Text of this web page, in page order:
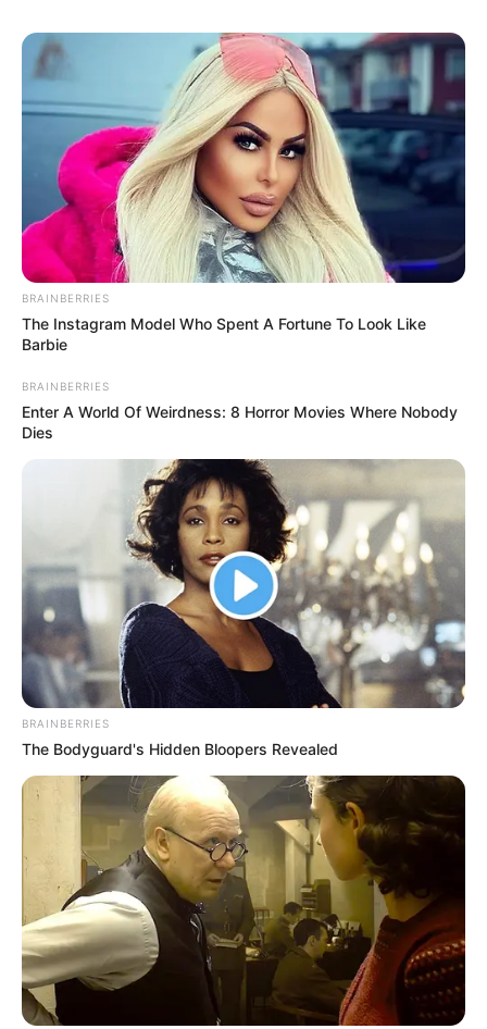
ชาวราศีธนู (เกิดระหว่างวันที่ 16
ธันวาคม ถึง 15 มกราคม)
การงาน :ค่อนข้างเหน็ดเหนื่อยในเดือนนี้ ถูกกดดันในการ
ทำงาน บางท่านกลายเป็นแพะรับบาป ทำให้ท่านไม่อยาก
ทำงาน อยากลาออกจากงาน งานส่วนตัวติดปัญหาราย
จ่ายค่อนข้างมาก รายได้เข้ามาน้อยกว่าปกติ
การเงิน :เจอเคราะห์กรรม ท่านต้องระวังการใช้จ่าย มี
เกณฑ์ถูกหลอก ถูกโกง เดือนนี้งดลงทุน และไว้ใจใคร
เดี๋ยวจะเสียเงินก้อน
สุขภาพ :ไม่มีอะไรน่ากังวล อาจเป็นไข้เจ็บป่วยเล็กน้อย
ความรัก :ความสัมพันธ์ไม่ชัดเจน คบหาใครในช่วงนี้ต้อง
ทำใจ คนมีคู่รู้สึกโดดเดี่ยว ไม่มีเวลาให้กัน
ชาวราศีมังกร (เกิดระหว่างวันที่ 16
มกราคม ถึง 12 กุมภาพันธ์)
การงาน :
ค่อนข้างใช้ความคิด แบกภาระงานค่อนข้างมาก
ต้องเรียงลำดับความสำคัญของงานให้ดีครับ ไม่เช่นนั้นจะ
ต้องตามแก้ไขตลอดทั้งเดือน งานส่วนตัวต้องแบกงานไว้
กับตัวเอง พี่งพาอาศัยใครไม่ได้ จึงค่อนข้างเหนื่อย
การเงิน :มีเกณฑ์ได้รับเงินมาจากการเจรจา บางท่านมี
เงินพิเศษเข้ามา เดือนนี้การเงินยังหมุนไปได้ ไม่น่ากังวล
สุขภาพ :ระวังระบบความดันเลือด บางท่านมีอาการวิง
เวียนศีรษะ
ความรัก : คู่รักระวังเจอปัญหาเพราะเรื่องหนี้สิน บางคู่ก็มี
ปัญหาเพราะระยะทางและบุคคลที่สาม เดือนนี้ต้องใจเย็น
ในการพูดคุยกัน
ชาวราศีกุมภ์ (เกิดระหว่างวันที่ 13
กุมภาพันธ์ ถึง 13 มีนาคม)
BRAINBERRIES
The Instagram Model Who Spent A Fortune To Look Like
Barbie
BRAINBERRIES
Enter A World Of Weirdness: 8 Horror Movies Where Nobody
Dies
BRAINBERRIES
The Bodyguard's Hidden Bloopers Revealed